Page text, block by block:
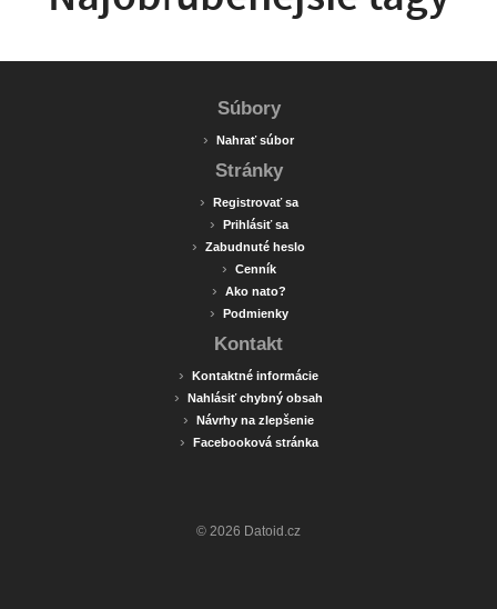
Súbory
› Nahrať súbor
Stránky
› Registrovať sa
› Prihlásiť sa
› Zabudnuté heslo
› Cenník
› Ako nato?
› Podmienky
Kontakt
› Kontaktné informácie
› Nahlásiť chybný obsah
› Návrhy na zlepšenie
› Facebooková stránka
© 2026 Datoid.cz